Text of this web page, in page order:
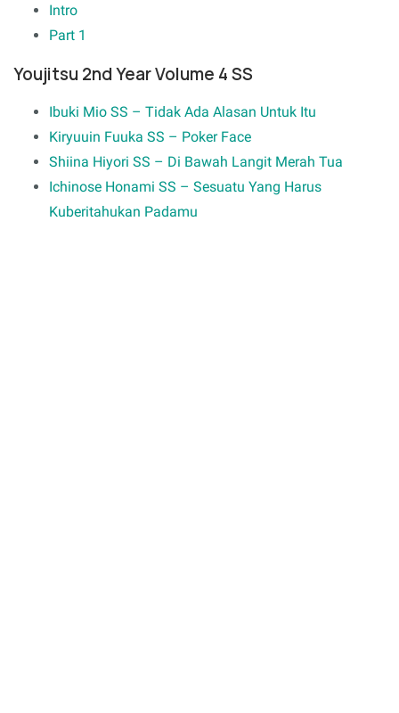
Intro
Part 1
Youjitsu 2nd Year Volume 4 SS
Ibuki Mio SS – Tidak Ada Alasan Untuk Itu
Kiryuuin Fuuka SS – Poker Face
Shiina Hiyori SS – Di Bawah Langit Merah Tua
Ichinose Honami SS – Sesuatu Yang Harus
Kuberitahukan Padamu